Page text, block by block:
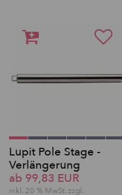
Lupit Pole Stage -
Verlängerung
ab 99,83 EUR
inkl. 20 % MwSt. zzgl.